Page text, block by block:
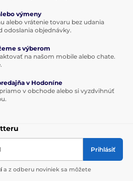
výmeny
alebo vrátenie tovaru bez udania
odoslania objednávky.
s výberom
na našom mobile alebo chate.
v Hodoníne
v obchode alebo si vyzdvihnúť
Prihlásiť
a z odberu noviniek sa môžete